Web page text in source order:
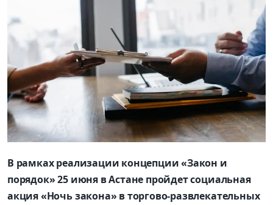
В рамках реализации концепции «Закон и
порядок» 25 июня в Астане пройдет социальная
акция «Ночь закона» в торгово-развлекательных